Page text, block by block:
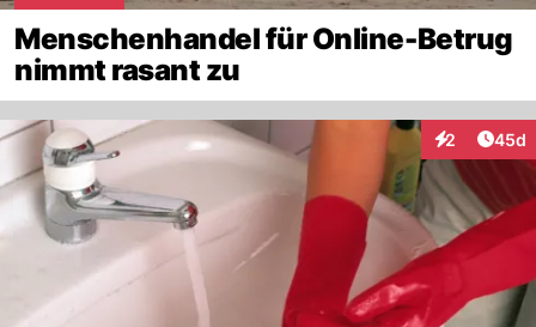
Menschenhandel für Online-Betrug
nimmt rasant zu
2
Interaktionen
45d